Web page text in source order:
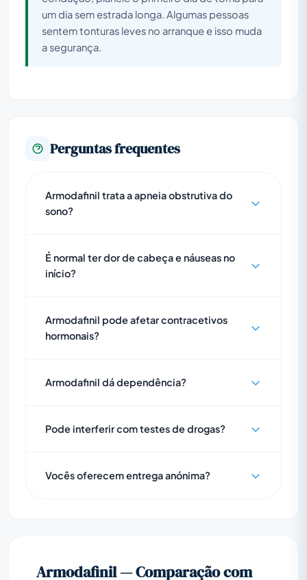
um dia sem estrada longa. Algumas pessoas
sentem tonturas leves no arranque e isso muda
a segurança.
Perguntas frequentes
Armodafinil trata a apneia obstrutiva do
sono?
É normal ter dor de cabeça e náuseas no
início?
Armodafinil pode afetar contracetivos
hormonais?
Armodafinil dá dependência?
Pode interferir com testes de drogas?
Vocês oferecem entrega anónima?
Armodafinil — Comparação com